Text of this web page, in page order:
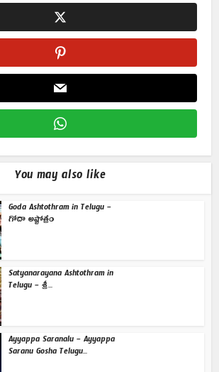
You may also like
Goda Ashtothram in Telugu –
గోదా అష్టోత్రం
Satyanarayana Ashtothram in
Telugu – శ్రీ...
Ayyappa Saranalu – Ayyappa
Saranu Gosha Telugu...